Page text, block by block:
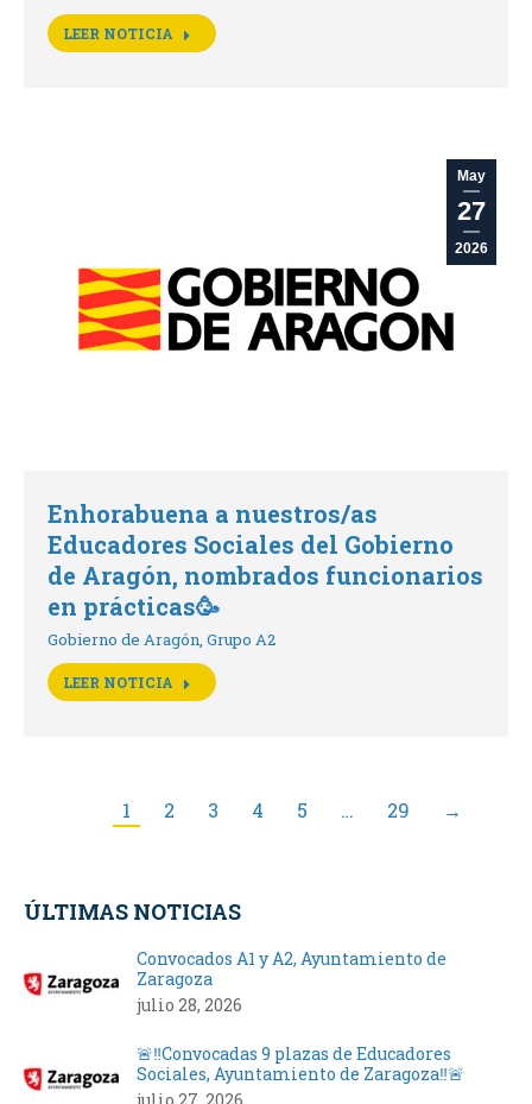
LEER NOTICIA
May
27
2026
Enhorabuena a nuestros/as
Educadores Sociales del Gobierno
de Aragón, nombrados funcionarios
en prácticas🥳
Gobierno de Aragón, Grupo A2
LEER NOTICIA
1 2 3 4 5 … 29 →
ÚLTIMAS NOTICIAS
Convocados A1 y A2, Ayuntamiento de
Zaragoza
julio 28, 2026
🚨‼️Convocadas 9 plazas de Educadores
Sociales, Ayuntamiento de Zaragoza‼️🚨